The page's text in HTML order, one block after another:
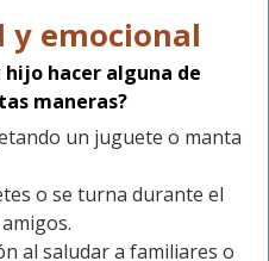
y emocional
hijo hacer alguna de
maneras?
un juguete o manta
o se turna durante el
al saludar a familiares o